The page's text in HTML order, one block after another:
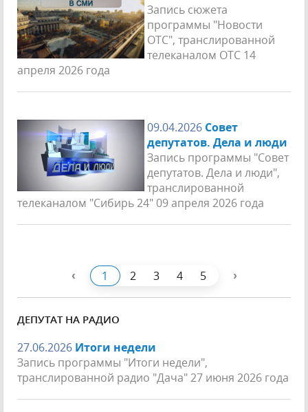
Запись сюжета
программы "Новости
ОТС", транслированной
телеканалом ОТС 14
апреля 2026 года
09.04.2026 Совет
депутатов. Дела и люди
Запись программы "Совет
депутатов. Дела и люди",
транслированной
телеканалом "Сибирь 24" 09 апреля 2026 года
‹ 1 2 3 4 5 ›
ДЕПУТАТ НА РАДИО
27.06.2026 Итоги недели
Запись программы "Итоги недели",
транслированной радио "Дача" 27 июня 2026 года